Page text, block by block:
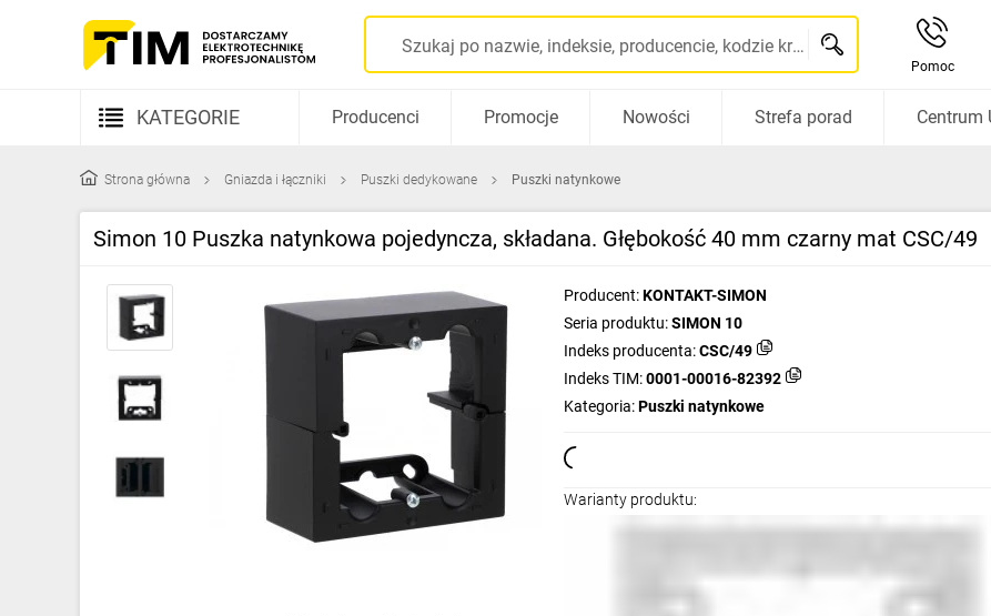
Szukaj po nazwie, indeksie, producencie, kodzie kreskowym...
Pomoc
KATEGORIE
Kable i przewody
Elementy prowadzenia kabli
Fotowoltaika
Gniazda i łączniki
Oprawy oświetleniowe
Producenci Promocje Nowości Strefa porad Centrum
Strona główna Gniazda i łączniki Puszki dedykowane Puszki natynkowe
Simon 10 Puszka natynkowa pojedyncza, składana. Głębokość 40 mm czarny mat CSC/49
Producent:KONTAKT-SIMON
Seria produktu:SIMON 10
Indeks producenta:CSC/49
Indeks TIM:0001-00016-82392
Kategoria:Puszki natynkowe
Warianty produktu: